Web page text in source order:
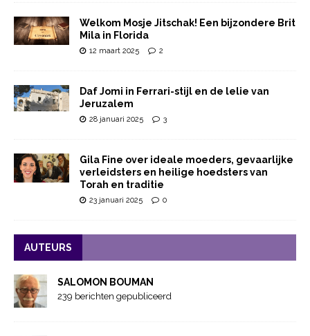
Welkom Mosje Jitschak! Een bijzondere Brit
Mila in Florida
12 maart 2025 2
Daf Jomi in Ferrari-stijl en de lelie van
Jeruzalem
28 januari 2025 3
Gila Fine over ideale moeders, gevaarlijke
verleidsters en heilige hoedsters van
Torah en traditie
23 januari 2025 0
AUTEURS
SALOMON BOUMAN
239 berichten gepubliceerd